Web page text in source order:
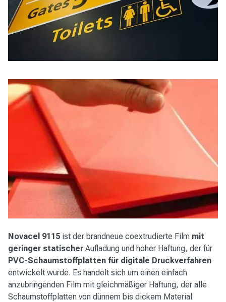
Novacel 9115 ist der brandneue coextrudierte Film mit
geringer statischer Aufladung und hoher Haftung, der für
PVC-Schaumstoffplatten für digitale Druckverfahren
entwickelt wurde. Es handelt sich um einen einfach
anzubringenden Film mit gleichmäßiger Haftung, der alle
Schaumstoffplatten von dünnem bis dickem Material